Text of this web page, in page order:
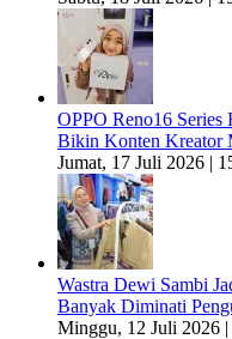
OPPO Reno16 Series
Bikin Konten Kreator
Jumat, 17 Juli 2026 |
Wastra Dewi Sambi
Banyak Diminati
Minggu, 12 Juli 2026 |